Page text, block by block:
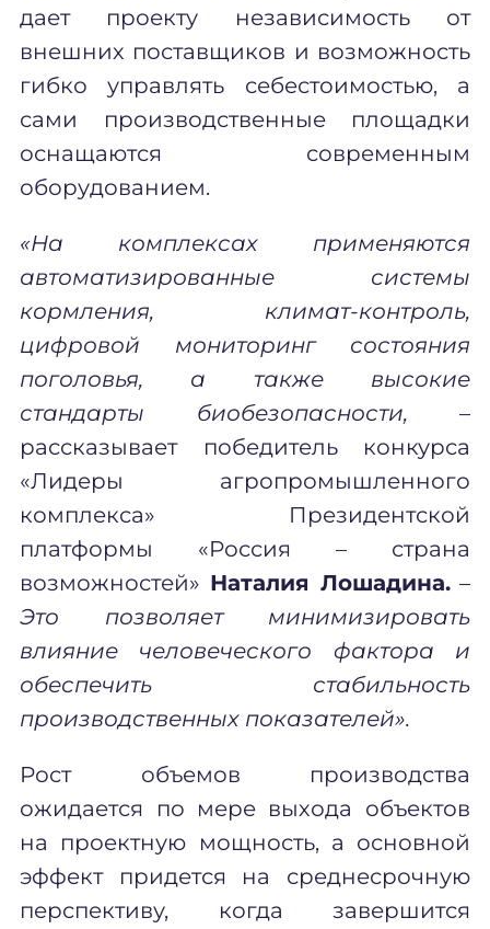
дает проекту независимость от
внешних поставщиков и возможность
гибко управлять себестоимостью, а
сами производственные площадки
оснащаются современным
оборудованием.
«На комплексах применяются
автоматизированные системы
кормления, климат-контроль,
цифровой мониторинг состояния
поголовья, а также высокие
стандарты биобезопасности, –
рассказывает победитель конкурса
«Лидеры агропромышленного
комплекса» Президентской
платформы «Россия – страна
возможностей» Наталия Лошадина.–
Это позволяет минимизировать
влияние человеческого фактора и
обеспечить стабильность
производственных показателей».
Рост объемов производства
ожидается по мере выхода объектов
на проектную мощность, а основной
эффект придется на среднесрочную
перспективу, когда завершится